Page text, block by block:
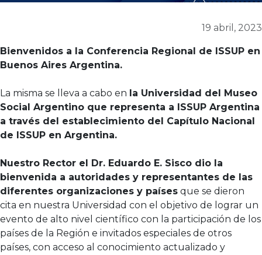
19 abril, 2023
Bienvenidos a la Conferencia Regional de ISSUP en
Buenos Aires Argentina.
La misma se lleva a cabo en la Universidad del Museo
Social Argentino que representa a ISSUP Argentina
a través del establecimiento del Capítulo Nacional
de ISSUP en Argentina.
Nuestro Rector el Dr. Eduardo E. Sisco dio la
bienvenida a autoridades y representantes de las
diferentes organizaciones y países que se dieron
cita en nuestra Universidad con el objetivo de lograr un
evento de alto nivel científico con la participación de los
países de la Región e invitados especiales de otros
países, con acceso al conocimiento actualizado y